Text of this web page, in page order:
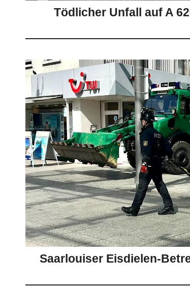
Tödlicher Unfall auf A
Saarlouiser Eisdielen-